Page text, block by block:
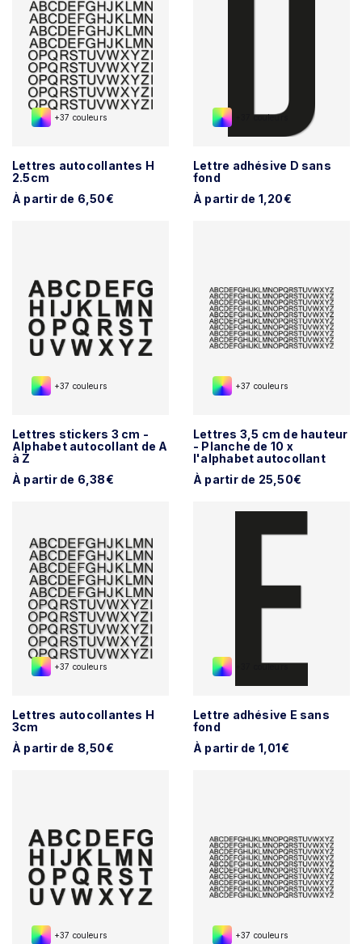
+37 couleurs
Lettres autocollantes H
2.5cm
À partir de 6,50€
+37 couleurs
Lettre adhésive D sans
fond
À partir de 1,20€
+37 couleurs
Lettres stickers 3 cm -
Alphabet autocollant de A
à Z
À partir de 6,38€
+37 couleurs
Lettres 3,5 cm de hauteur
- Planche de 10 x
l'alphabet autocollant
À partir de 25,50€
+37 couleurs
Lettres autocollantes H
3cm
À partir de 8,50€
+37 couleurs
Lettre adhésive E sans
fond
À partir de 1,01€
+37 couleurs +37 couleurs